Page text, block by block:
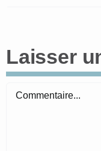
Laisser
Commentaire